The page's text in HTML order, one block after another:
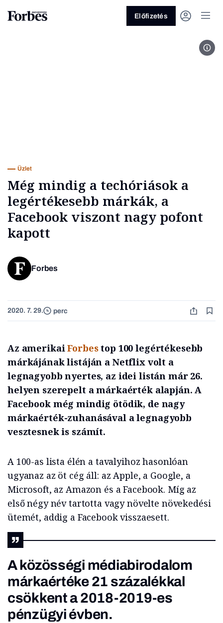
Előfizetés
Üzlet
Még mindig a techóriások a
legértékesebb márkák, a
Facebook viszont nagy pofont
kapott
Forbes
2020. 7. 29. perc
Az amerikaiForbestop 100 legértékesebb
márkájának listáján a Netflix volt a
legnagyobb nyertes, az idei listán már 26.
helyen szerepelt a márkaérték alapján. A
Facebook még mindig ötödik, de nagy
márkaérték-zuhanásával a legnagyobb
vesztesnek is számít.
A 100-as lista élén a tavalyihoz hasonlóan
ugyanaz az öt cég áll: az Apple, a Google, a
Microsoft, az Amazon és a Facebook. Míg az
első négy név tartotta vagy növelte növekedési
ütemét, addig a Facebook visszaesett.
A közösségi médiabirodalom
márkaértéke 21 százalékkal
csökkent a 2018-2019-es
pénzügyi évben.